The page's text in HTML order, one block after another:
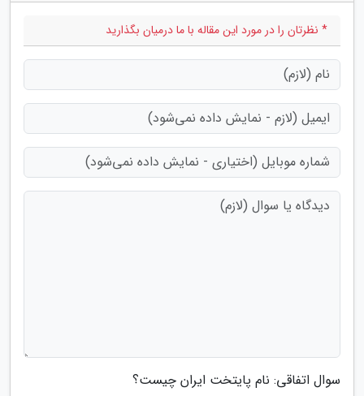
* نظرتان را در مورد این مقاله با ما درمیان بگذارید
سوال اتفاقی: نام پایتخت ایران چیست؟